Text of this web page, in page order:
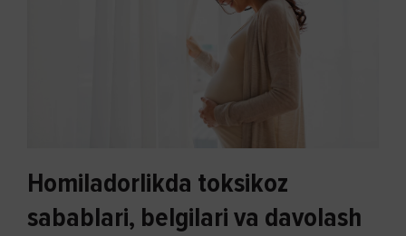
Homiladorlikda toksikoz
sabablari, belgilari va davolash